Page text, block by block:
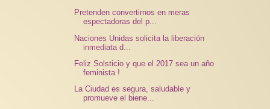
Pretenden convertirnos en meras
espectadoras del p...
Naciones Unidas solicita la liberación
inmediata d...
Feliz Solsticio y que el 2017 sea un año
feminista !
La Ciudad es segura, saludable y
promueve el biene...